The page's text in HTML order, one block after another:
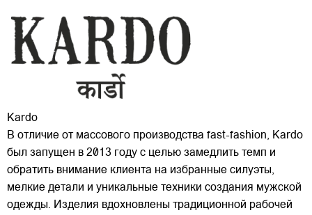
Kardo
В отличие от массового производства fast-fashion, Kardo
был запущен в 2013 году с целью замедлить темп и
обратить внимание клиента на избранные силуэты,
мелкие детали и уникальные техники создания мужской
одежды. Изделия вдохновлены традиционной рабочей